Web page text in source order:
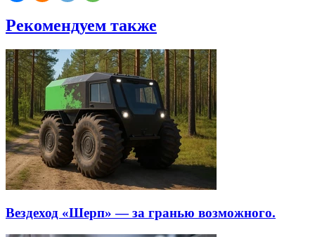
Рекомендуем также
Вездеход «Шерп» — за гранью возможного.